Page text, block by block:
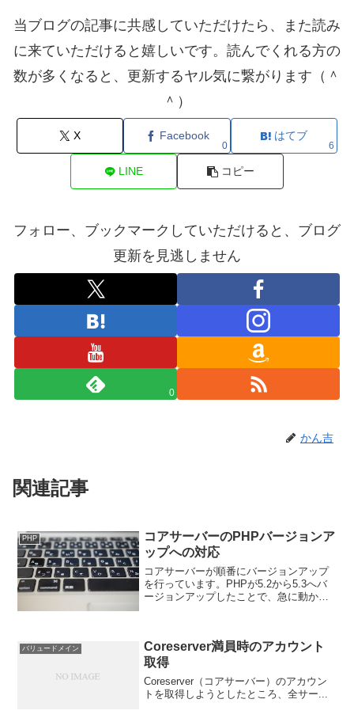
当ブログの記事に共感していただけたら、また読み
に来ていただけると嬉しいです。読んでくれる方の
数が多くなると、更新するヤル気に繋がります（＾
＾）
X Facebook
0
はてブ
6
LINE コピー
フォロー、ブックマークしていただけると、ブログ
更新を見逃しません
0
かん吉
関連記事
PHP
コアサーバーのPHPバージョンア
ップへの対応
コアサーバーが順番にバージョンアップ
を行っています。PHPが5.2から5.3へバ
ージョンアップしたことで、急に動かな
きます。
バリュードメイン
Coreserver満員時のアカウント
取得
Coreserver（コアサーバー）のアカウン
トを取得しようとしたところ、全サー...